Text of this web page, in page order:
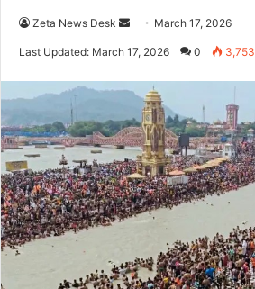
Zeta News Desk
e
d
n
e
m
a
i
March 17, 2026
Last Updated: March 17, 2026 0 3,753